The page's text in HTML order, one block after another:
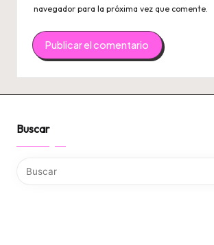
navegador para la próxima vez que comente.
Buscar